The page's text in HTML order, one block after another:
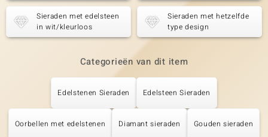
Sieraden met edelsteen
in wit/kleurloos
Sieraden met hetzelfde
type design
Categorieën van dit item
Edelstenen Sieraden Edelsteen Sieraden
Oorbellen met edelstenen Diamant sieraden Gouden sieraden